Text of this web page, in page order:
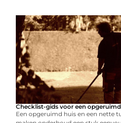
Checklist-gids voor een
Een opgeruimd huis en een nette